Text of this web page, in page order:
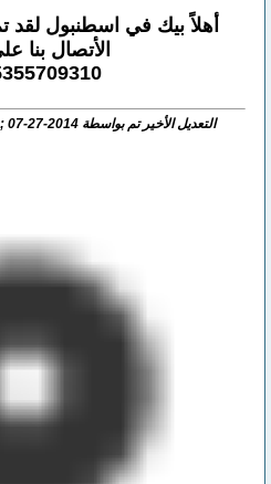
أهلاً بيك في اسطنبول لقد
الأتصال بنا
التعديل الأخير تم بواسطة asnanaka ; 07-27-2014 الساعة